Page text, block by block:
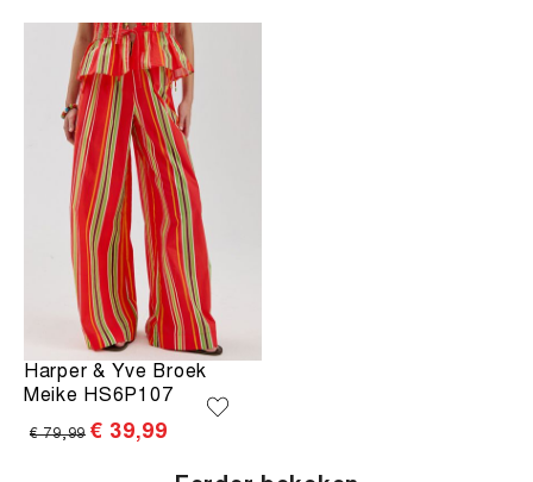
Harper & Yve Broek
Meike HS6P107
€ 79,99 € 39,99